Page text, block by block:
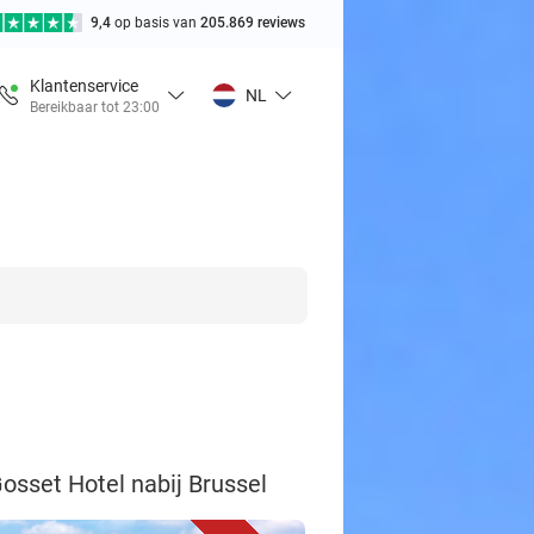
9,4 op basis van 205.869 reviews
Klantenservice
Bereikbaar tot 23:00
NL
Hotel nabij Brussel